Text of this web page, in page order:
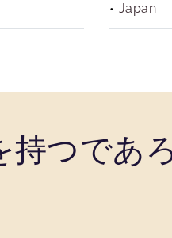
Japan
持つであ